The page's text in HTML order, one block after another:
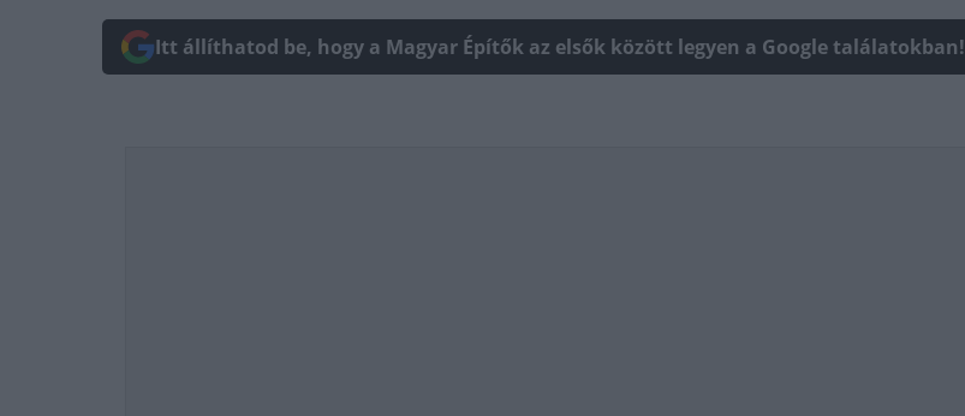
Itt állíthatod be, hogy a Magyar Építők az elsők között legyen a Google találatokban!